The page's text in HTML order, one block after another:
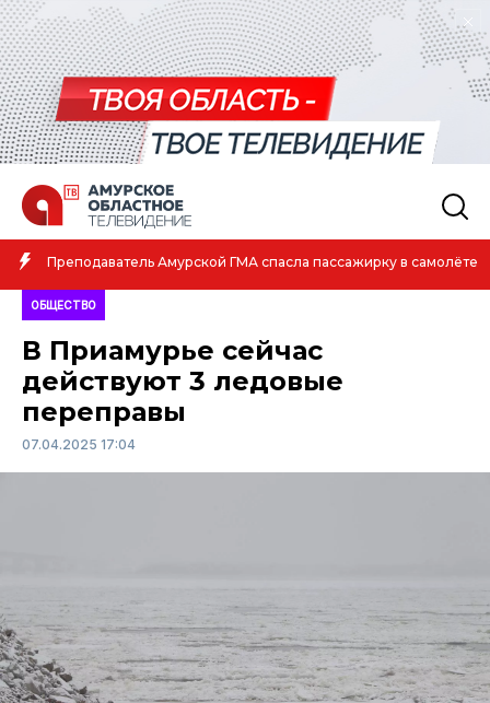
Преподаватель Амурской ГМА спасла пассажирку в самолёте
ОБЩЕСТВО
В Приамурье сейчас
действуют 3 ледовые
переправы
07.04.2025 17:04